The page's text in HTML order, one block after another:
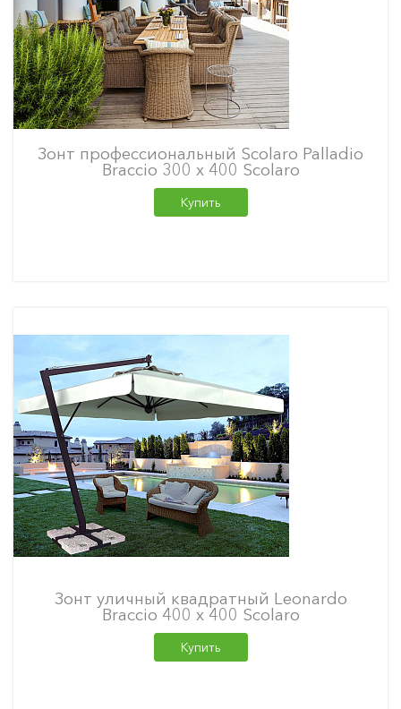
Зонт профессиональный Scolaro Palladio
Braccio 300 х 400 Scolaro
Купить
Зонт уличный квадратный Leonardo
Braccio 400 х 400 Scolaro
Купить